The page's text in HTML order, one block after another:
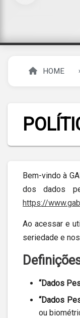
HOME
Bem-vindo à
dos dados
https://
Ao acessar e
seriedade e
“Dados
“Dados
ou